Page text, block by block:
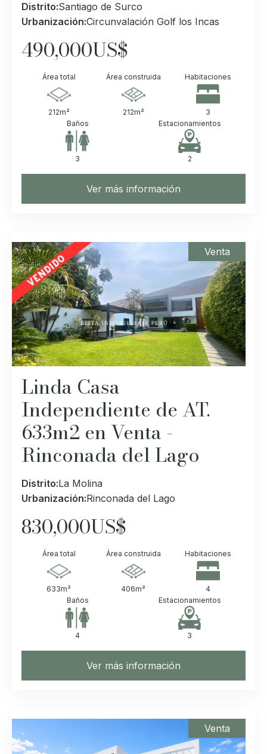
Distrito:Santiago de Surco
Urbanización:Circunvalación Golf los Incas
490,000US$
Área total
212m²
Área construida
212m²
Habitaciones
3
Baños
3
Estacionamientos
2
Ver más información
Venta
Linda Casa
Independiente de AT.
633m2 en Venta -
Rinconada del Lago
Distrito:La Molina
Urbanización:Rinconada del Lago
830,000US$
Área total
633m²
Área construida
406m²
Habitaciones
4
Baños
4
Estacionamientos
3
Ver más información
Venta